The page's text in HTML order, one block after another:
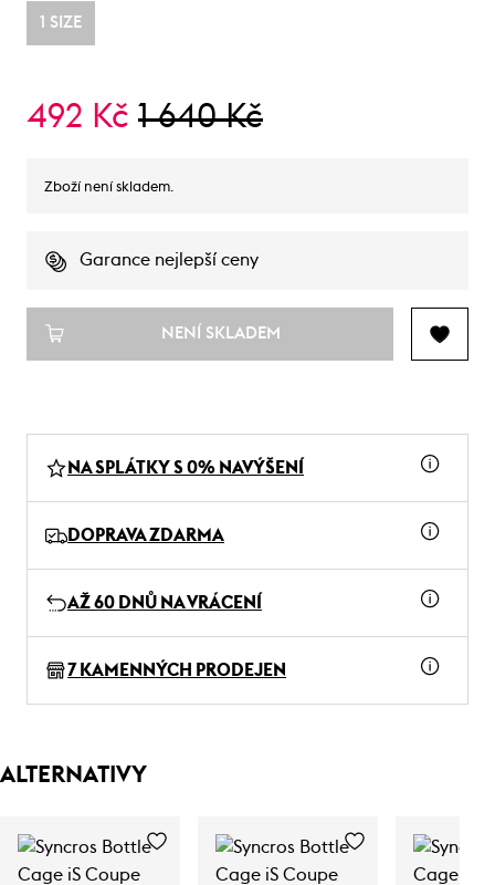
1 SIZE
492 Kč 1 640 Kč
Zboží není skladem.
Garance nejlepší ceny
NENÍ SKLADEM
NA SPLÁTKY S 0% NAVÝŠENÍ
DOPRAVA ZDARMA
AŽ 60 DNŮ NA VRÁCENÍ
7 KAMENNÝCH PRODEJEN
ALTERNATIVY